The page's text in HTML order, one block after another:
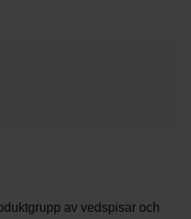
av vedspisar och